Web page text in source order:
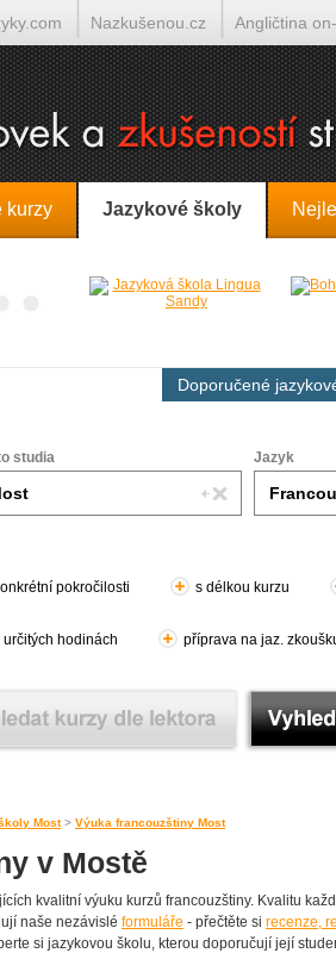
kurzy Jazykové školy
Doporučené
studia Jazyk
pokročilosti s délkou kurzu
určitých hodinách příprava na jaz.
Most> Výuka francouzštiny Most
v Mostě
kvalitní výuku kurzů francouzštiny. Kvalitu
naše nezávislé formuláře - přečtěte si recenze,
si jazykovou školu, kterou doporučují její
Nazkušenou.cz Angličtina